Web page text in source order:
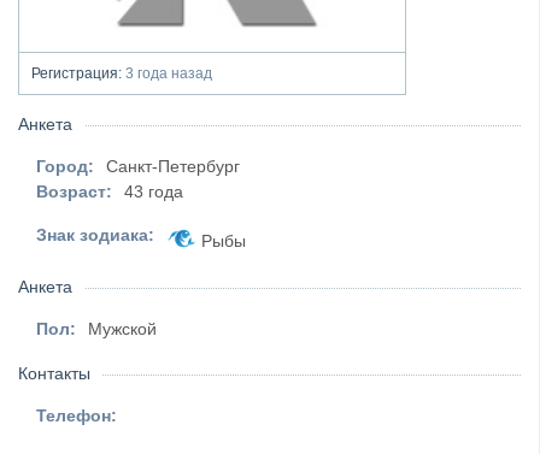
Регистрация: 3 года назад
Анкета
Город:
Санкт-Петербург
Возраст:
43 года
Знак зодиака: Рыбы
Анкета
Пол: Мужской
Контакты
Телефон: